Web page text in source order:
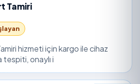
Tamiri
hizmeti için kargo ile cihaz
tespiti, onaylı i